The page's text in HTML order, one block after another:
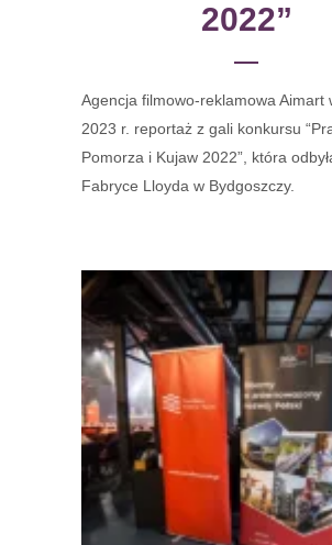
2022”
Agencja filmowo-reklamowa Aimart
2023 r. reportaż z gali konkursu
Pomorza i Kujaw 2022”, która
Fabryce Lloyda w Bydgoszczy.